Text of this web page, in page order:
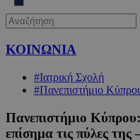
ΚΟΙΝΩΝΙΑ
#Ιατρική Σχολή
#Πανεπιστήμιο
Πανεπιστήμιο
επίσημα τις πύλες της